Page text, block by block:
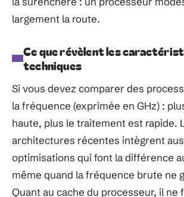
largement la route.
Ce que révèlent les
techniques
Si vous devez comparer des
la fréquence (exprimée en GHz) :
haute, plus le traitement est rapide.
architectures récentes intègrent
optimisations qui font la différence
même quand la fréquence brute ne
Quant au cache du processeur, il ne